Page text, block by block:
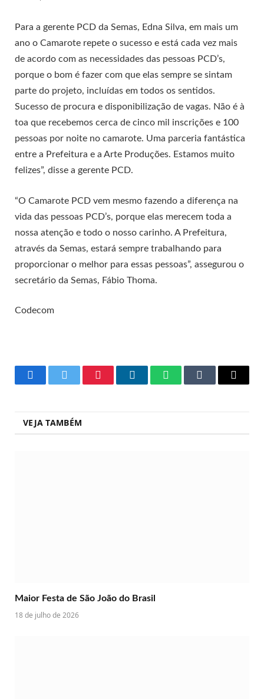
Para a gerente PCD da Semas, Edna Silva, em mais um
ano o Camarote repete o sucesso e está cada vez mais
de acordo com as necessidades das pessoas PCD’s,
porque o bom é fazer com que elas sempre se sintam
parte do projeto, incluídas em todos os sentidos.
Sucesso de procura e disponibilização de vagas. Não é à
toa que recebemos cerca de cinco mil inscrições e 100
pessoas por noite no camarote. Uma parceria fantástica
entre a Prefeitura e a Arte Produções. Estamos muito
felizes”, disse a gerente PCD.
“O Camarote PCD vem mesmo fazendo a diferença na
vida das pessoas PCD’s, porque elas merecem toda a
nossa atenção e todo o nosso carinho. A Prefeitura,
através da Semas, estará sempre trabalhando para
proporcionar o melhor para essas pessoas”, assegurou o
secretário da Semas, Fábio Thoma.
Codecom
FacebookTwitter PinterestLinkedInWhatsAppTumblr Copy
VEJA TAMBÉM
Maior Festa de São João do Brasil
18 de julho de 2026